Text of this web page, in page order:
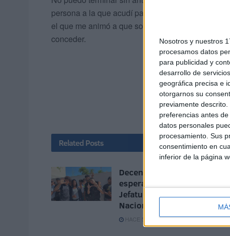
Nosotros y nuestros
procesamos datos
para publicidad y
desarrollo de servicios.
geográfica precisa e
otorgarnos su
previamente
preferencias antes
datos personales
procesamiento. Sus
consentimiento en
inferior de la página
persona a la que acudí para pedir información
el que me animó a que solicitara la misma
conceder.
Related Posts
Decenas de menores
esperan a las puertas de la
Jefatura de la Policía
Nacional
HACE 5 MINUTOS